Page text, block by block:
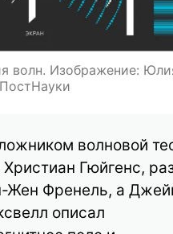
волн. Изображение:
волновой
Гюйгенс,
Жен Френель, а
описал